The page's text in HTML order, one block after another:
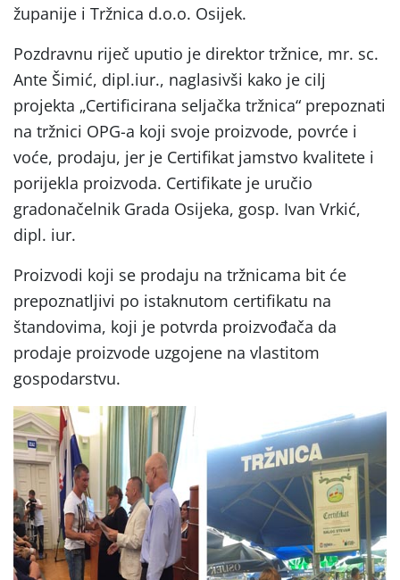
županije i Tržnica d.o.o. Osijek.
Pozdravnu riječ uputio je direktor tržnice, mr. sc.
Ante Šimić, dipl.iur., naglasivši kako je cilj
projekta „Certificirana seljačka tržnica“ prepoznati
na tržnici OPG-a koji svoje proizvode, povrće i
voće, prodaju, jer je Certifikat jamstvo kvalitete i
porijekla proizvoda. Certifikate je uručio
gradonačelnik Grada Osijeka, gosp. Ivan Vrkić,
dipl. iur.
Proizvodi koji se prodaju na tržnicama bit će
prepoznatljivi po istaknutom certifikatu na
štandovima, koji je potvrda proizvođača da
prodaje proizvode uzgojene na vlastitom
gospodarstvu.